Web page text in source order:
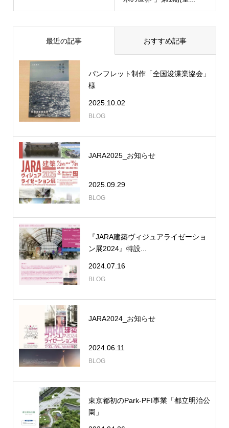
最近の記事 おすすめ記事
パンフレット制作「全国浚渫業協会」
様
2025.10.02
BLOG
JARA2025_お知らせ
2025.09.29
BLOG
『JARA建築ヴィジュアライゼーショ
ン展2024』特設...
2024.07.16
BLOG
JARA2024_お知らせ
2024.06.11
BLOG
東京都初のPark-PFI事業「都立明治公
園」